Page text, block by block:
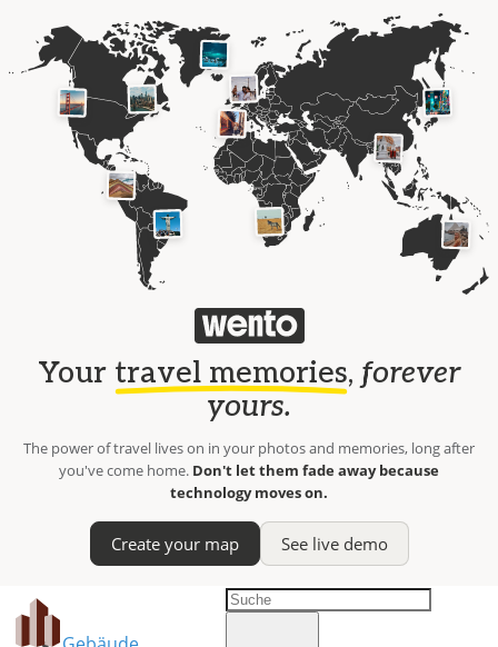
Your travel memories, forever
yours.
The power of travel lives on in your photos and memories, long after
you've come home. Don't let them fade away because
technology moves on.
Create your map See live demo